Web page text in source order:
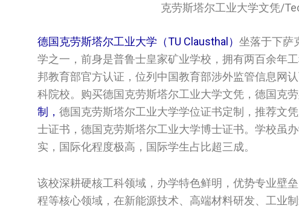
克劳斯塔尔工业大学文凭/
德国克劳斯塔尔工业大学（TU Clausthal） 坐落于下萨
学之一，前身是普鲁士皇家矿业学校，拥有两百余年
邦教育部官方认证，位列中国教育部涉外监管信息网
科院校。购买德国克劳斯塔尔工业大学文凭，德国克
制， 德国克劳斯塔尔工业大学学位证书定制，推荐文
士证书，德国克劳斯塔尔工业大学博士证书。学校虽
实，国际化程度极高，国际学生占比超三成。
该校深耕硬核工科领域，办学特色鲜明，优势专业壁
程等核心领域，在新能源技术、高端材料研发、工业